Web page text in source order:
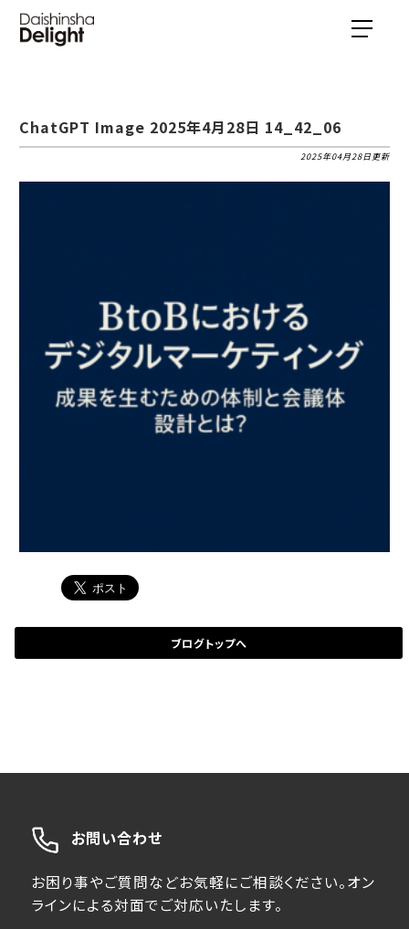
ChatGPT Image 2025年4月28日 14_42_06
2025年04月28日更新
ブログトップへ
お問い合わせ
お困り事やご質問などお気軽にご相談ください。オン
ラインによる対面でご対応いたします。